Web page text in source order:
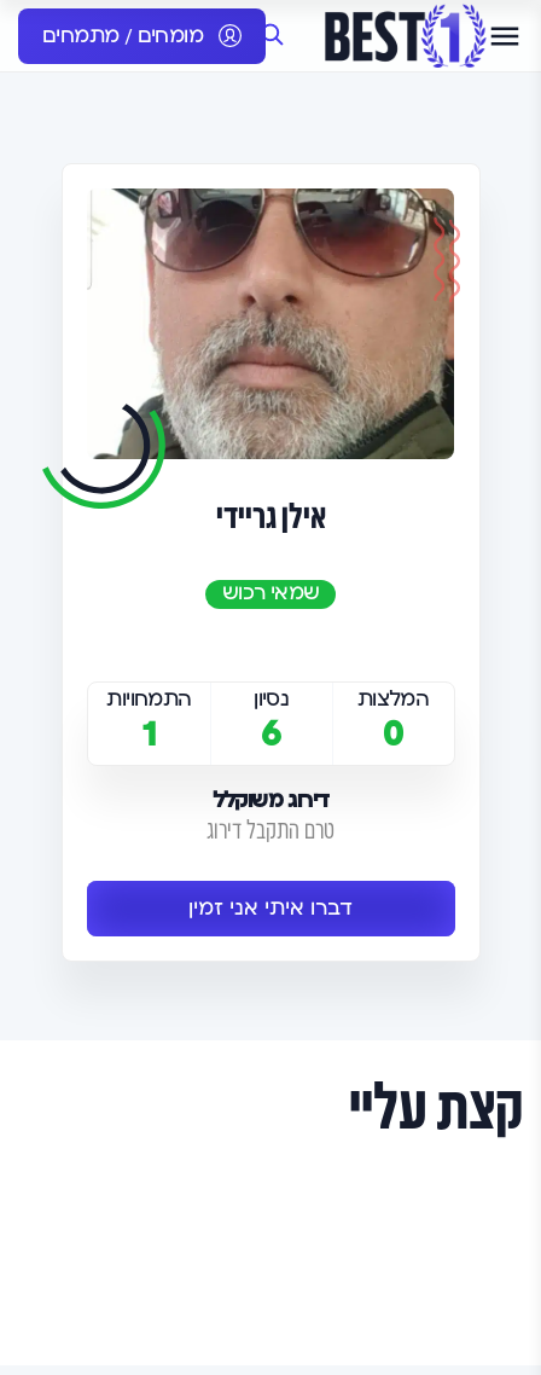
מומחים / מתמחים
אילן גריידי
שמאי רכוש
המלצות
0
נסיון
6
התמחויות
1
דירוג משוקלל
טרם התקבל דירוג
דברו איתי אני זמין
קצת עליי